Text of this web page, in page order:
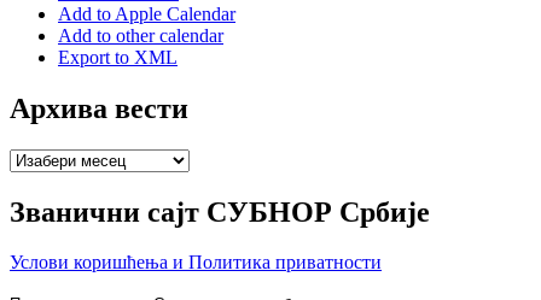
Add to Apple Calendar
Add to other calendar
Export to XML
Архива вести
Архива
Званични сајт СУБНОР Србије
Услови коришћења и Политика приватности